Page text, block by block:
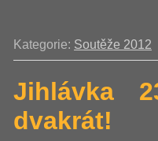
Kategorie: Soutěže 2012
Jihlávka
dvakrát!